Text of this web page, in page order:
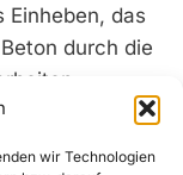
wir Technologien
das
durch die
ein paar